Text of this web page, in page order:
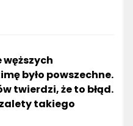
było powszechne.
twierdzi, że to błąd.
takiego